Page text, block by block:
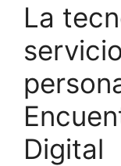
La
Digital